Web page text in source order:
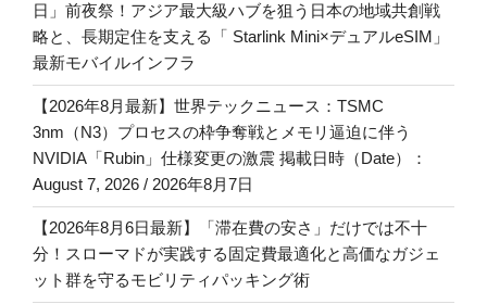
日」前夜祭！アジア最大級ハブを狙う日本の地域共創戦
略と、長期定住を支える「 Starlink Mini×デュアルeSIM」
最新モバイルインフラ
【2026年8月最新】世界テックニュース：TSMC
3nm（N3）プロセスの枠争奪戦とメモリ逼迫に伴う
NVIDIA「Rubin」仕様変更の激震 掲載日時（Date）：
August 7, 2026 / 2026年8月7日
【2026年8月6日最新】「滞在費の安さ」だけでは不十
分！スローマドが実践する固定費最適化と高価なガジェ
ット群を守るモビリティパッキング術